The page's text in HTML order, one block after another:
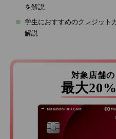
を解説
学生におすすめのクレジット
解説
対象店舗
最大20%